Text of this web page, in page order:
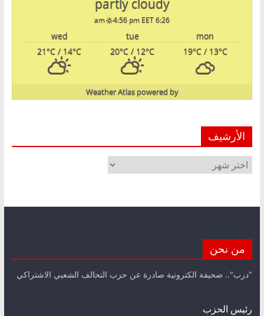
partly cloudy
6:26 am
4:56 pm EET
mon
tue
wed
19°C/ 13°C
20°C / 12°C
21°C / 14°C
powered by
Weather Atlas
الأرشيف
الأرشيف
من نحن
"درب".. صحيفة الكترونية صادرة عن حزب التحالف الشعبي الاشتراكي
رئيس الحزب